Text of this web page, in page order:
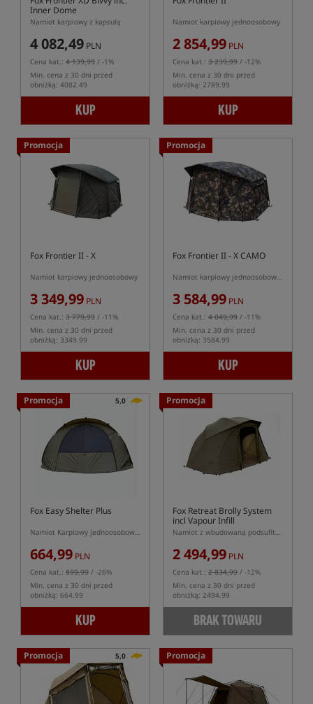
Inner Dome
Namiot karpiowy z kapsułą
4 082,49 PLN
Cena kat.: 4 139,99 / -1%
Min. cena z 30 dni przed
obniżką: 4082.49
KUP
Namiot karpiowy jednoosobowy
2 854,99 PLN
Cena kat.: 3 239,99 / -12%
Min. cena z 30 dni przed
obniżką: 2789.99
KUP
Promocja
Fox Frontier II - X
Namiot karpiowy jednoosobowy
3 349,99 PLN
Cena kat.: 3 779,99 / -11%
Min. cena z 30 dni przed
obniżką: 3349.99
KUP
Promocja
Fox Frontier II - X CAMO
Namiot karpiowy jednoosobowy w kolorze kamuflażu
3 584,99 PLN
Cena kat.: 4 049,99 / -11%
Min. cena z 30 dni przed
obniżką: 3584.99
KUP
Promocja 5,0
Fox Easy Shelter Plus
Namiot Karpiowy jednoosobowy typu Pop Up
664,99 PLN
Cena kat.: 899,99 / -26%
Min. cena z 30 dni przed
obniżką: 664.99
KUP
Promocja
Fox Retreat Brolly System
incl Vapour Infill
Namiot z wbudowaną podsufitką Retreat Brolly System
2 494,99 PLN
Cena kat.: 2 834,99 / -12%
Min. cena z 30 dni przed
obniżką: 2494.99
BRAK TOWARU
Promocja 5,0 Promocja